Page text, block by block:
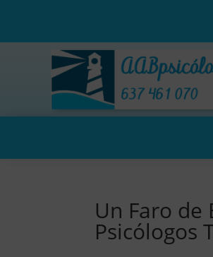
Un Faro de
Psicólogos